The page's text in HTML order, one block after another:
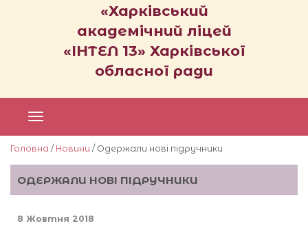
«Харківський
академічний ліцей
«ІНТЕЛ 13» Харківської
обласної ради
Головна / Новини / Одержали нові підручники
ОДЕРЖАЛИ НОВІ ПІДРУЧНИКИ
8 Жовтня 2018